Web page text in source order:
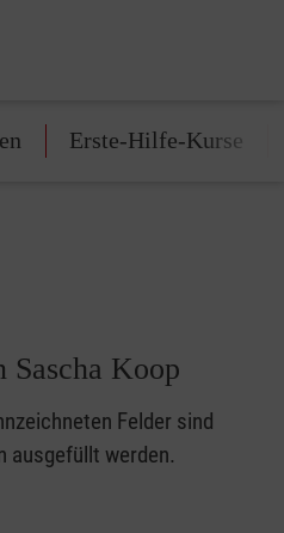
Erste-Hilfe-Kurse
Sascha Koop
Felder sind
ausgefüllt werden.